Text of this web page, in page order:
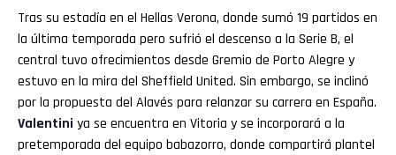
Tras su estadía en el Hellas Verona, donde sumó 19 partidos en
la última temporada pero sufrió el descenso a la Serie B, el
central tuvo ofrecimientos desde Gremio de Porto Alegre y
estuvo en la mira del Sheffield United. Sin embargo, se inclinó
por la propuesta del Alavés para relanzar su carrera en España.
Valentini ya se encuentra en Vitoria y se incorporará a la
pretemporada del equipo babazorro, donde compartirá plantel